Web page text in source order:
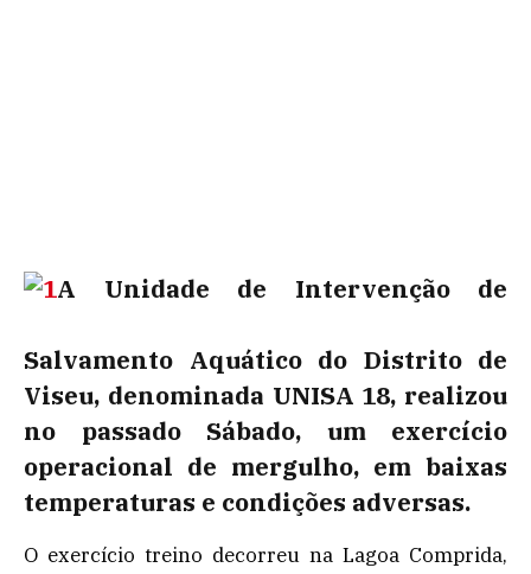
A Unidade de Intervenção de
Salvamento Aquático do Distrito de
Viseu, denominada UNISA 18, realizou
no passado Sábado, um exercício
operacional de mergulho, em baixas
temperaturas e condições adversas.
O exercício treino decorreu na Lagoa Comprida,